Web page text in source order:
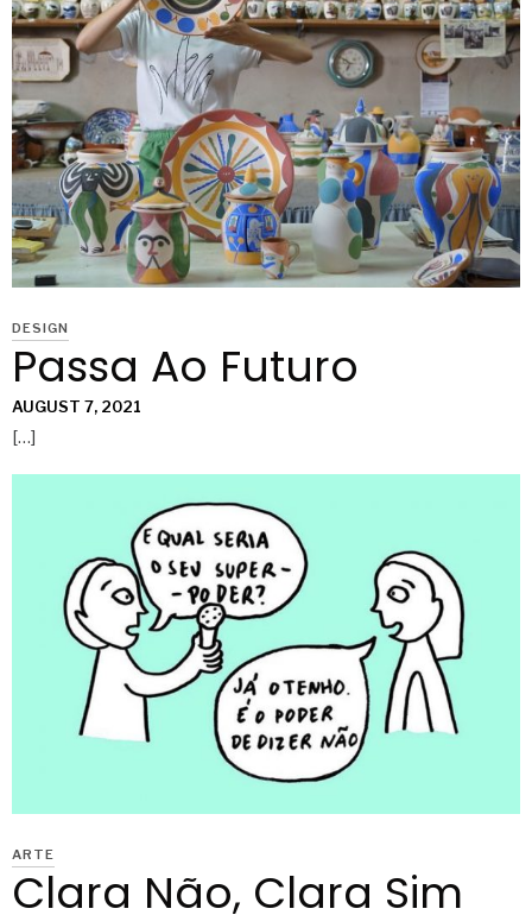
DESIGN
Passa Ao Futuro
AUGUST 7, 2021
[…]
ARTE
Clara Não, Clara Sim